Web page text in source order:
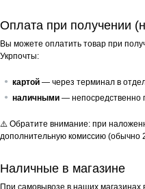
Оплата при получении
Вы можете оплатить товар при
Укрпочты:
картой — через терминал в
наличными — непосредственно
⚠️ Обратите внимание: при
дополнительную комиссию (обычно
Наличные в магазине
При самовывозе в наших